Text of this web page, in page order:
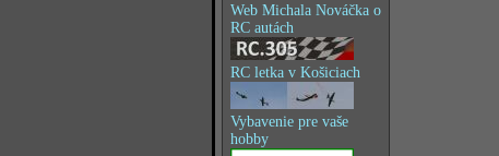
Web Michala Nováčka o
RC autách
RC letka v Košiciach
Vybavenie pre vaše
hobby